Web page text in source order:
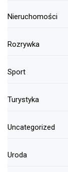
Nieruchomości
Rozrywka
Sport
Turystyka
Uncategorized
Uroda